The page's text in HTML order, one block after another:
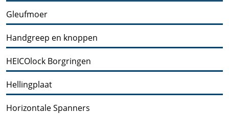
Gleufmoer
Handgreep en knoppen
HEICOlock Borgringen
Hellingplaat
Horizontale Spanners